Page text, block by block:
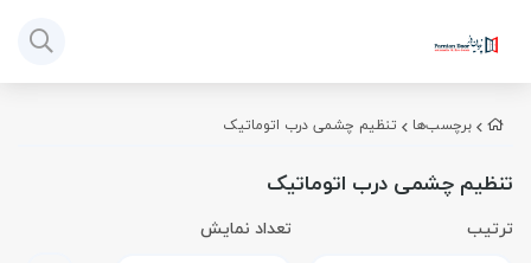
برچسب‌ها تنظیم چشمی درب اتوماتیک
تنظیم چشمی درب اتوماتیک
ترتیب تعداد نمایش